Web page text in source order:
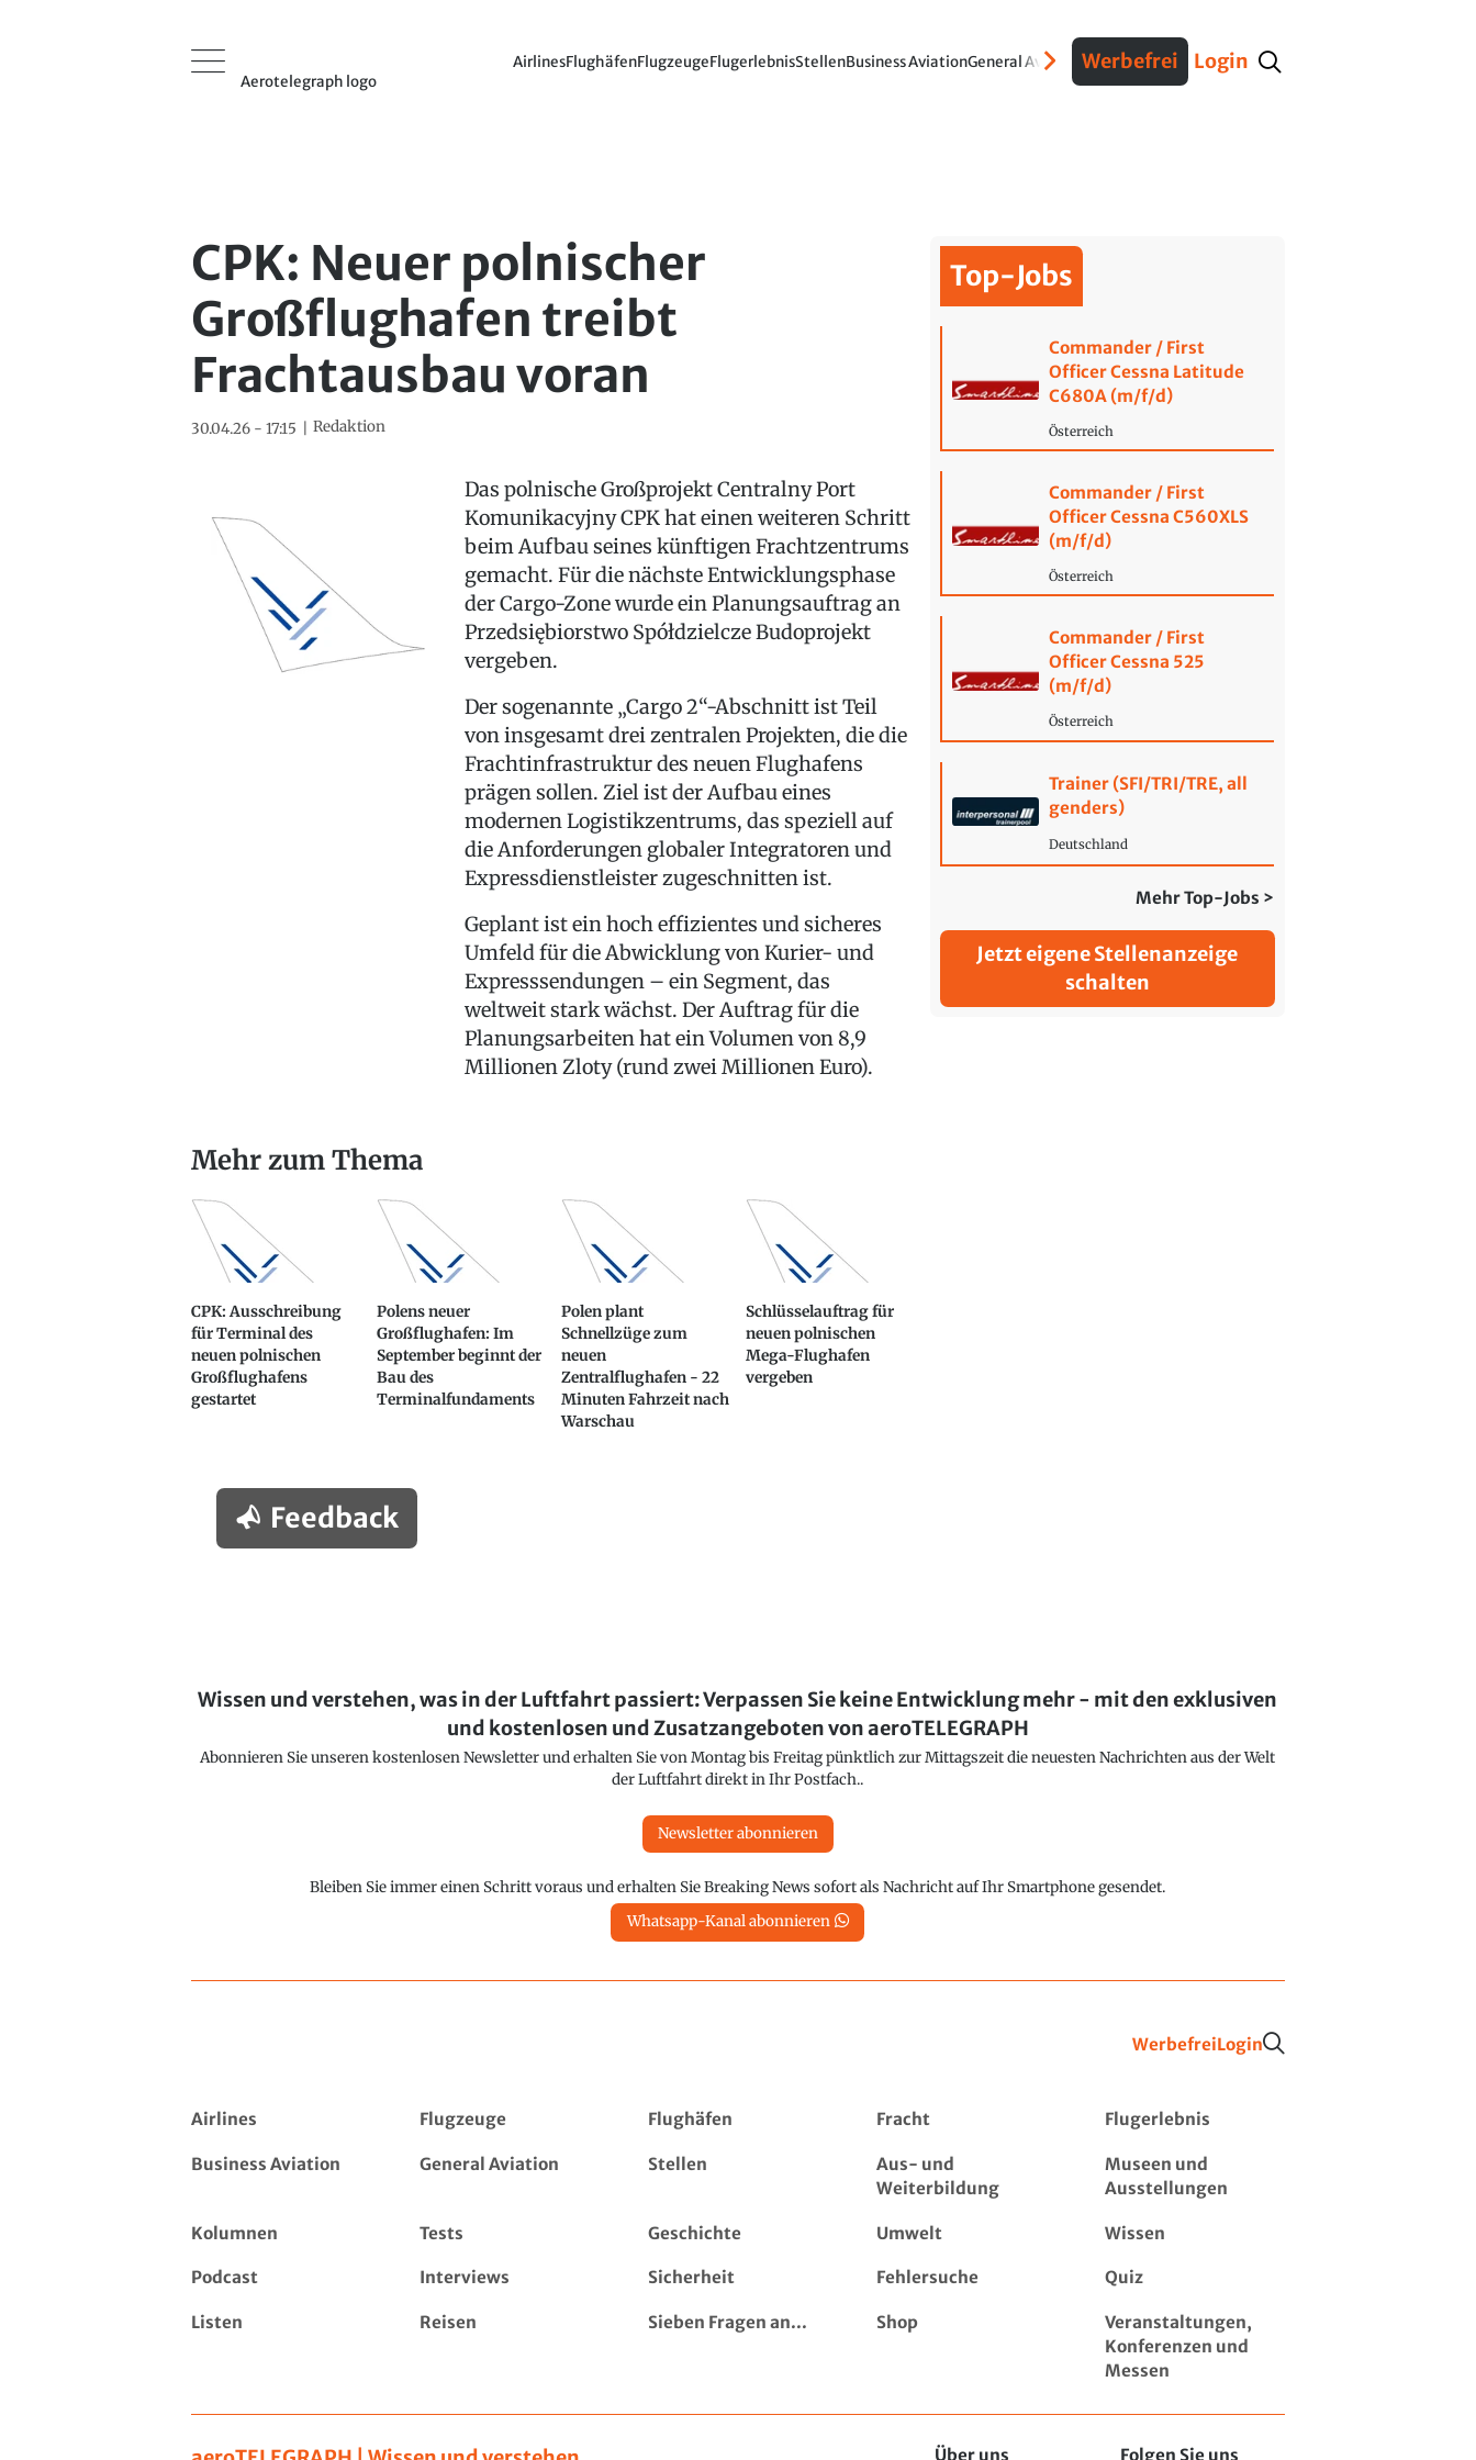
Aerotelegraph logo
AirlinesFlughäfenFlugzeugeFlugerlebnisStellenBusiness AviationGeneral AviationVerteidigungInterviews Fracht
Werbefrei Login
CPK: Neuer polnischer
Großflughafen treibt
Frachtausbau voran
30.04.26 - 17:15 Redaktion
Das polnische Großprojekt Centralny Port
Komunikacyjny CPK hat einen weiteren Schritt
beim Aufbau seines künftigen Frachtzentrums
gemacht. Für die nächste Entwicklungsphase
der Cargo-Zone wurde ein Planungsauftrag an
Przedsiębiorstwo Spółdzielcze Budoprojekt
vergeben.
Der sogenannte „Cargo 2“-Abschnitt ist Teil
von insgesamt drei zentralen Projekten, die die
Frachtinfrastruktur des neuen Flughafens
prägen sollen. Ziel ist der Aufbau eines
modernen Logistikzentrums, das speziell auf
die Anforderungen globaler Integratoren und
Expressdienstleister zugeschnitten ist.
Geplant ist ein hoch effizientes und sicheres
Umfeld für die Abwicklung von Kurier- und
Expresssendungen – ein Segment, das
weltweit stark wächst. Der Auftrag für die
Planungsarbeiten hat ein Volumen von 8,9
Millionen Zloty (rund zwei Millionen Euro).
Mehr zum Thema
CPK: Ausschreibung
für Terminal des
neuen polnischen
Großflughafens
gestartet
Polens neuer
Großflughafen: Im
September beginnt der
Bau des
Terminalfundaments
Polen plant
Schnellzüge zum
neuen
Zentralflughafen - 22
Minuten Fahrzeit nach
Warschau
Schlüsselauftrag für
neuen polnischen
Mega-Flughafen
vergeben
Feedback
Top-Jobs
Commander / First
Officer Cessna Latitude
C680A (m/f/d)
Österreich
Commander / First
Officer Cessna C560XLS
(m/f/d)
Österreich
Commander / First
Officer Cessna 525
(m/f/d)
Österreich
Trainer (SFI/TRI/TRE, all
genders)
Deutschland
Mehr Top-Jobs >
Jetzt eigene Stellenanzeige
schalten
Wissen und verstehen, was in der Luftfahrt passiert: Verpassen Sie keine Entwicklung mehr - mit den exklusiven
und kostenlosen und Zusatzangeboten von aeroTELEGRAPH
Abonnieren Sie unseren kostenlosen Newsletter und erhalten Sie von Montag bis Freitag pünktlich zur Mittagszeit die neuesten Nachrichten aus der Welt
der Luftfahrt direkt in Ihr Postfach..
Newsletter abonnieren
Bleiben Sie immer einen Schritt voraus und erhalten Sie Breaking News sofort als Nachricht auf Ihr Smartphone gesendet.
Whatsapp-Kanal abonnieren
WerbefreiLogin
Airlines Flugzeuge Flughäfen Fracht Flugerlebnis
Business Aviation General Aviation Stellen
Aus- und
Weiterbildung
Museen und
Ausstellungen
Kolumnen Tests Geschichte Umwelt Wissen
Podcast Interviews Sicherheit Fehlersuche Quiz
Listen Reisen Sieben Fragen an... Shop
Veranstaltungen,
Konferenzen und
Messen
Über uns Folgen Sie uns